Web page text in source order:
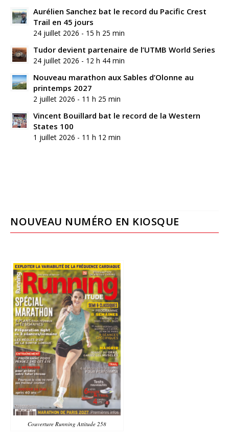
Aurélien Sanchez bat le record du Pacific Crest
Trail en 45 jours
24 juillet 2026 - 15 h 25 min
Tudor devient partenaire de l’UTMB World Series
24 juillet 2026 - 12 h 44 min
Nouveau marathon aux Sables d’Olonne au
printemps 2027
2 juillet 2026 - 11 h 25 min
Vincent Bouillard bat le record de la Western
States 100
1 juillet 2026 - 11 h 12 min
NOUVEAU NUMÉRO EN KIOSQUE
Couverture Running Attitude 258